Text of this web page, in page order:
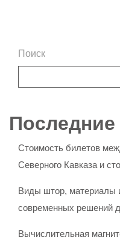
Поиск
Последние
Стоимость билетов
Северного Кавказа и
Виды штор, материалы
современных решений
Вычислительная